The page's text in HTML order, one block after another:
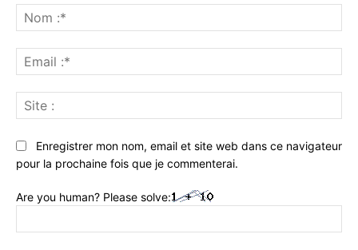
:*
:*
:
Enregistrer mon nom, email et site web dans ce navigateur
pour la prochaine fois que je commenterai.
Are you human? Please solve: